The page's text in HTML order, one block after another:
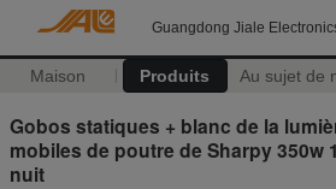
Guangdong Jiale
Maison Produits Au sujet de
Gobos statiques + blanc de la
mobiles de poutre de Sharpy 350w
nuit